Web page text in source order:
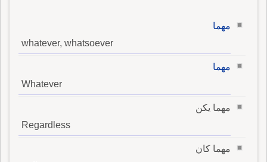
مهما
whatever, whatsoever
مهما
Whatever
مهما يكن
Regardless
مهما كان